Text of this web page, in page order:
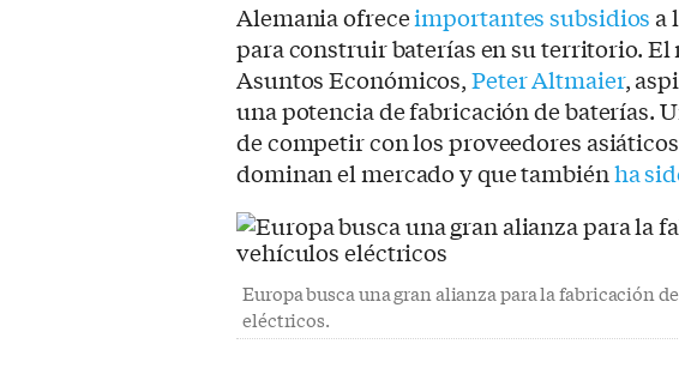
Alemania ofreceimportantes subsidios a
para construir baterías en su territorio.
Asuntos Económicos,Peter Altmaier,
una potencia de fabricación de baterías.
de competir con los proveedores
dominan el mercado y que tambiénha
Europa busca una gran alianza para la fabricación
eléctricos.